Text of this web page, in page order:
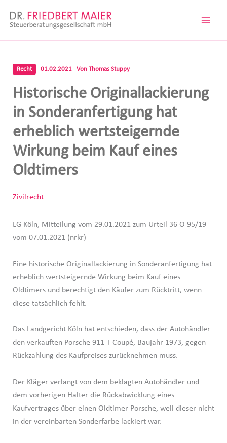
Inhalt
Recht 01.02.2021 Von Thomas Stuppy
Historische Originallackierung
in Sonderanfertigung hat
erheblich wertsteigernde
Wirkung beim Kauf eines
Oldtimers
Zivilrecht
LG Köln, Mitteilung vom 29.01.2021 zum Urteil 36 O 95/19
vom 07.01.2021 (nrkr)
Eine historische Originallackierung in Sonderanfertigung hat
erheblich wertsteigernde Wirkung beim Kauf eines
Oldtimers und berechtigt den Käufer zum Rücktritt, wenn
diese tatsächlich fehlt.
Das Landgericht Köln hat entschieden, dass der Autohändler
den verkauften Porsche 911 T Coupé, Baujahr 1973, gegen
Rückzahlung des Kaufpreises zurücknehmen muss.
Der Kläger verlangt von dem beklagten Autohändler und
dem vorherigen Halter die Rückabwicklung eines
Kaufvertrages über einen Oldtimer Porsche, weil dieser nicht
in der vereinbarten Sonderfarbe lackiert war.